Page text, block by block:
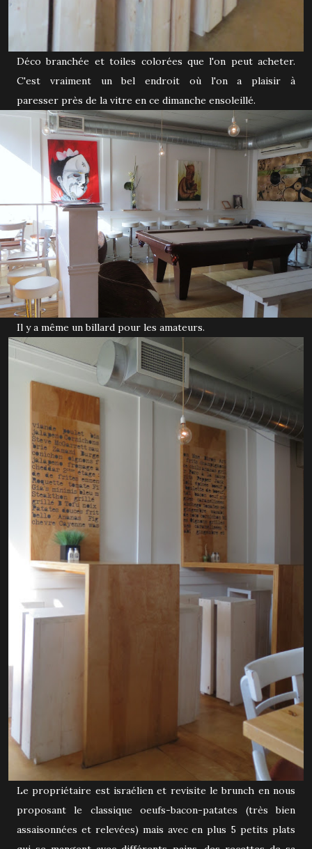
Déco branchée et toiles colorées que l'on peut acheter.
C'est vraiment un bel endroit où l'on a plaisir à
paresser près de la vitre en ce dimanche ensoleillé.
Il y a même un billard pour les amateurs.
Le propriétaire est israélien et revisite le brunch en nous
proposant le classique oeufs-bacon-patates (très bien
assaisonnées et relevées) mais avec en plus 5 petits plats